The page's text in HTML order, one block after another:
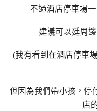
不過酒店停車場
建議可以廷周
(我有看到在酒店停車
但因為我們帶小孩，停
店